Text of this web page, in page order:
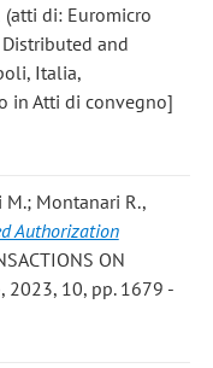
(atti di: Euromicro
and
Italia,
in Atti di convegno]
M.; Montanari R.,
Authorization
ON
2023, 10, pp. 1679 -